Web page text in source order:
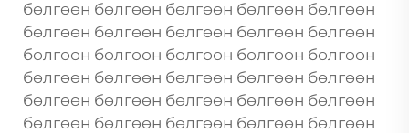
бөлгөөн бөлгөөн бөлгөөн бөлгөөн бөлгөөн
бөлгөөн бөлгөөн бөлгөөн бөлгөөн бөлгөөн
бөлгөөн бөлгөөн бөлгөөн бөлгөөн бөлгөөн
бөлгөөн бөлгөөн бөлгөөн бөлгөөн бөлгөөн
бөлгөөн бөлгөөн бөлгөөн бөлгөөн бөлгөөн
бөлгөөн бөлгөөн бөлгөөн бөлгөөн бөлгөөн